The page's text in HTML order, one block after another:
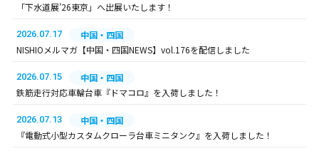
「下水道展’26東京」へ出展いたします！
2026.07.17
中国・四国
NISHIOメルマガ【中国・四国NEWS】vol.176を配信しました
2026.07.15
中国・四国
鉄筋走行対応車輪台車『ドマコロ』を入荷しました！
2026.07.13
中国・四国
『電動式小型カスタムクローラ台車ミニタンク』を入荷しました！